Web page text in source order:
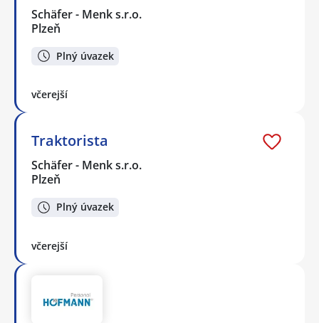
Schäfer - Menk s.r.o.
Plzeň
Plný úvazek
včerejší
Traktorista
Schäfer - Menk s.r.o.
Plzeň
Plný úvazek
včerejší